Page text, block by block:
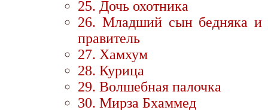
25. Дочь охотника
26. Младший сын бедняка и
правитель
27. Хамхум
28. Курица
29. Волшебная палочка
30. Мирза Бхаммед